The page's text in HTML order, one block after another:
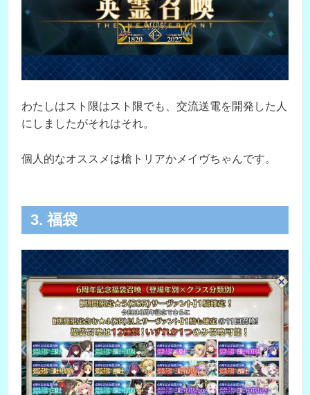
わたしはスト限はスト限でも、交流送電を開発した人
にしましたがそれはそれ。
個人的なオススメは槍トリアかメイヴちゃんです。
3. 福袋